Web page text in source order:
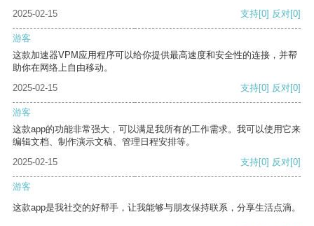
2025-02-15
支持[0] 反对[0]
游客
这款加速器VPM应用程序可以给你提供最高速度和安全性的连接，并帮
助你在网络上自由移动。
2025-02-15
支持[0] 反对[0]
游客
这款app的功能非常强大，可以满足我所有的工作需求。我可以使用它来
编辑文档、制作演示文稿、管理日程安排等。
2025-02-15
支持[0] 反对[0]
游客
这款app是我社交的好帮手，让我能够与朋友保持联系，分享生活点滴。